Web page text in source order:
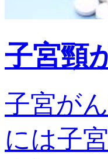
子宮頸
子宮が
には子